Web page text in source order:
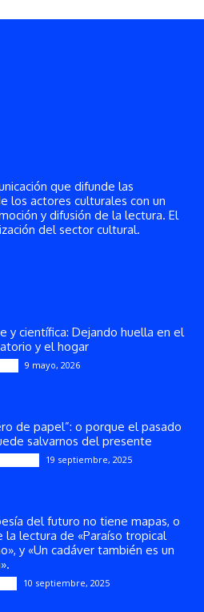
que difunde las
los actores culturales con un
y difusión de la lectura. El
del sector cultural.
y científica: Dejando huella en el
y el hogar
9 mayo, 2026
de papel”: o porque el pasado
salvarnos del presente
19 septiembre, 2025
del futuro no tiene mapas, o
la lectura de «Paraíso tropical
y «Un cadáver también es un
10 septiembre, 2025